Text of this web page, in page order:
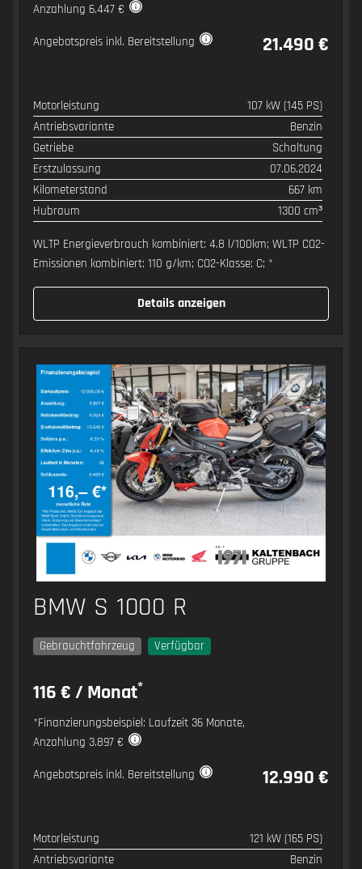
Anzahlung 6.447 €
Angebotspreis inkl. Bereitstellung 21.490 €
SPEZIFIKATION WERT
Motorleistung
107 kW (145 PS)
Antriebsvariante
Benzin
Getriebe
Schaltung
Erstzulassung
07.06.2024
Kilometerstand
667 km
Hubraum
1300 cm³
WLTP Energieverbrauch kombiniert: 4.8 l/100km; WLTP CO2-
Emissionen kombiniert: 110 g/km; CO2-Klasse: C; *
Details anzeigen
BMW S 1000 R
Gebrauchtfahrzeug Verfügbar
116 € / Monat*
*Finanzierungsbeispiel: Laufzeit 36 Monate,
Anzahlung 3.897 €
Angebotspreis inkl. Bereitstellung 12.990 €
SPEZIFIKATION WERT
Motorleistung
121 kW (165 PS)
Antriebsvariante
Benzin